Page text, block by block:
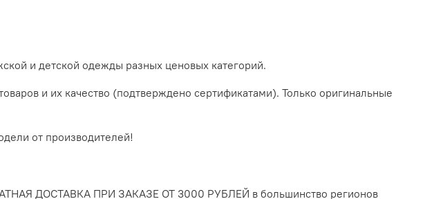
и детской одежды разных ценовых категорий.
и их качество (подтверждено сертификатами). Только оригинальные
от производителей!
ДОСТАВКА ПРИ ЗАКАЗЕ ОТ 3000 РУБЛЕЙ в большинство регионов